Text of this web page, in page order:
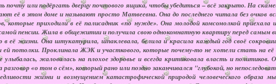
или подёргать дверцу почтового ящика, чтобы убедиться – всё закрыто. На
её в этом доме и называют просто Матвеевна. Она до последнего читала без очков
которые приходили в её палисадник «по нужде». Она молодой комсомолкой приехала
пенсии. Жила в общежитии и получила свою однокомнатную квартиру перед самым
её жизни. Она штукатурила, шпаклевала, белила и красила каждый год своё
ей потолки. Проклинала ЖЭК и участкового, которые почему-то не хотели стать на её
улыбалась, жаловалась на плохое здоровье и всегда критиковала власть и политиков.
разговор «о том о сём», который рано или поздно заканчивался "глубокой, но
жизни и возмущением катастрофической природой человеческого образа